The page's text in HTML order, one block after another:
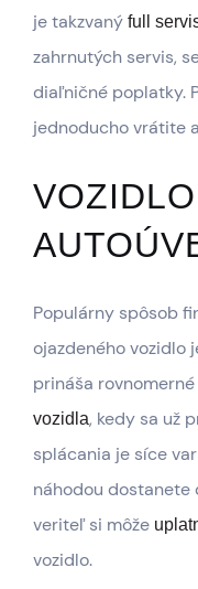
je takzvaný full
zahrnutých servis,
diaľničné poplatky.
jednoducho vrátite a
Populárny spôsob
ojazdeného vozidlo
prináša
vozidla, kedy sa už
splácania je síce
náhodou dostanete
veriteľ si môže
vozidlo.